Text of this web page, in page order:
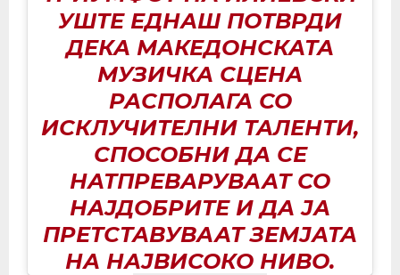
УШТЕ ЕДНАШ ПОТВРДИ
ДЕКА МАКЕДОНСКАТА
МУЗИЧКА СЦЕНА
РАСПОЛАГА СО
ИСКЛУЧИТЕЛНИ ТАЛЕНТИ,
СПОСОБНИ ДА СЕ
НАТПРЕВАРУВААТ СО
НАЈДОБРИТЕ И ДА ЈА
ПРЕТСТАВУВААТ ЗЕМЈАТА
НА НАЈВИСОКО НИВО.